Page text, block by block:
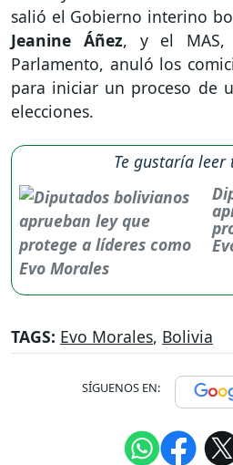
salió el Gobierno interino
Jeanine Áñez, y el MAS,
Parlamento, anuló los
para iniciar un proceso de
elecciones.
Te gustaría leer
TAGS: Evo Morales, Bolivia
SÍGUENOS EN: